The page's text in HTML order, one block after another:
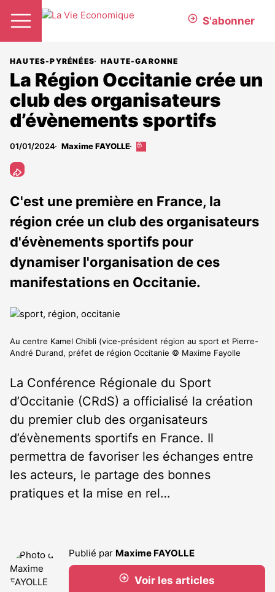
S'abonner
HAUTES-PYRÉNÉES HAUTE-GARONNE
La Région Occitanie crée un
club des organisateurs
d’évènements sportifs
01/01/2024 Maxime FAYOLLE
Cet
abonnés
C'est une première en France, la
région crée un club des organisateurs
d'évènements sportifs pour
dynamiser l'organisation de ces
manifestations en Occitanie.
Au centre Kamel Chibli (vice-président région au sport et Pierre-
André Durand, préfet de région Occitanie © Maxime Fayolle
La Conférence Régionale du Sport
d’Occitanie (CRdS) a officialisé la création
du premier club des organisateurs
d’évènements sportifs en France. Il
permettra de favoriser les échanges entre
les acteurs, le partage des bonnes
pratiques et la mise en rel…
Publié par Maxime FAYOLLE
Voir les articles